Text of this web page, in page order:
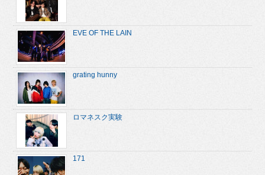
EVE OF THE LAIN
grating hunny
ロマネスク実験
171